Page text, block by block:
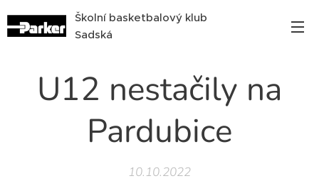
Školní basketbalový klub
Sadská
U12 nestačily na
Pardubice
10.10.2022